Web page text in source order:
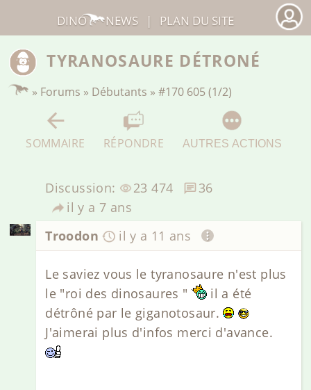
TYRANOSAURE DÉTRONÉ
» Forums » Débutants »#170 605 (1/2)
SOMMAIRE RÉPONDRE AUTRES ACTIONS
Discussion: 23 474
36
il y a 7 ans
Troodon
il y a 11 ans
Le saviez vous le tyranosaure n'est plus
le "roi des dinosaures "
il a été
détrôné par le giganotosaur.
J'aimerai plus d'infos merci d'avance.
DINO NEWS | PLAN DU SITE